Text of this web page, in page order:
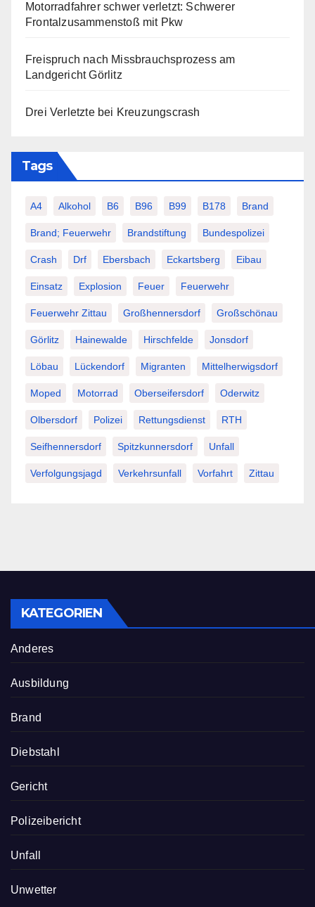
Motorradfahrer schwer verletzt: Schwerer
Frontalzusammenstoß mit Pkw
Freispruch nach Missbrauchsprozess am
Landgericht Görlitz
Drei Verletzte bei Kreuzungscrash
Tags
A4 Alkohol B6 B96 B99 B178 Brand
Brand; Feuerwehr Brandstiftung Bundespolizei
Crash Drf Ebersbach Eckartsberg Eibau
Einsatz Explosion Feuer Feuerwehr
Feuerwehr Zittau Großhennersdorf Großschönau
Görlitz Hainewalde Hirschfelde Jonsdorf
Löbau Lückendorf Migranten Mittelherwigsdorf
Moped Motorrad Oberseifersdorf Oderwitz
Olbersdorf Polizei Rettungsdienst RTH
Seifhennersdorf Spitzkunnersdorf Unfall
Verfolgungsjagd Verkehrsunfall Vorfahrt Zittau
KATEGORIEN
Anderes
Ausbildung
Brand
Diebstahl
Gericht
Polizeibericht
Unfall
Unwetter